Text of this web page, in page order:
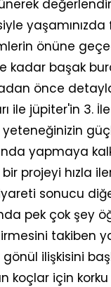
yaşamınızda
önüne
kadar başak
önce
ile jüpiter'in 3.
yapmaya
projeyi hızla
sonucu
pek çok şey
takiben
ilişkisini
koçlar için